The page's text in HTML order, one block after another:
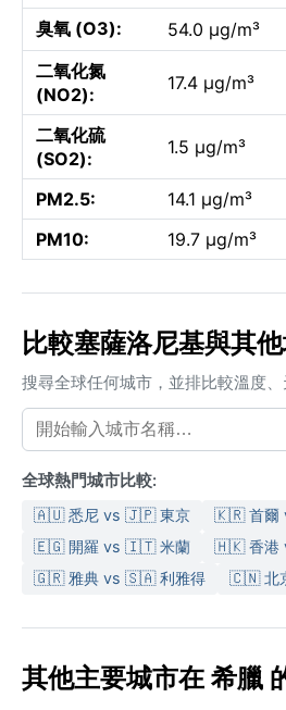
臭氧 (O3):
54.0 µg/m³
二氧化氮
(NO2):
17.4 µg/m³
二氧化硫
(SO2):
1.5 µg/m³
PM2.5:
14.1 µg/m³
PM10:
19.7 µg/m³
比較塞薩洛尼基與其
搜尋全球任何城市，並排比較溫度、
全球熱門城市比較:
🇦🇺 悉尼 vs 🇯🇵 東京
🇰🇷 首爾
🇪🇬 開羅 vs 🇮🇹 米蘭
🇭🇰 香港
🇬🇷 雅典 vs 🇸🇦 利雅得
🇨🇳 北
其他主要城市在 希